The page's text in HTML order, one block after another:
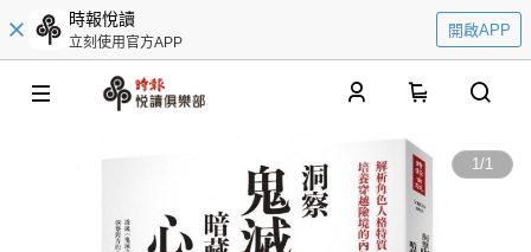
時報悅讀
立刻使用官方APP
開啟APP
1/1